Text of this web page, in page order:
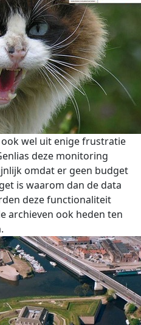
ook wel uit enige frustratie
deze monitoring
omdat er geen budget
is waarom dan de data
deze functionaliteit
archieven ook heden ten